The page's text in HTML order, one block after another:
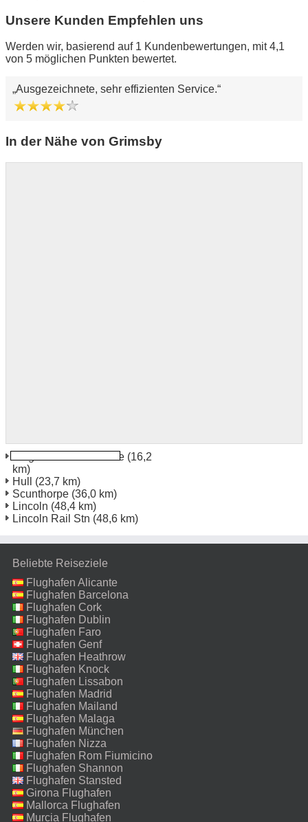
Unsere Kunden Empfehlen uns
Werden wir, basierend auf 1 Kundenbewertungen, mit 4,1
von 5 möglichen Punkten bewertet.
Ausgezeichnete, sehr effizienten Service.
In der Nähe von Grimsby
Flughafen Humberside (16,2
km)
Hull
(23,7 km)
Scunthorpe (36,0 km)
Lincoln (48,4 km)
Lincoln Rail Stn (48,6 km)
Beliebte Reiseziele
Flughafen Alicante
Flughafen Barcelona
Flughafen Cork
Flughafen Dublin
Flughafen Faro
Flughafen Genf
Flughafen Heathrow
Flughafen Knock
Flughafen Lissabon
Flughafen Madrid
Flughafen Mailand
Malpensa
Flughafen Malaga
Flughafen München
Flughafen Nizza
Flughafen Rom Fiumicino
Flughafen Shannon
Flughafen Stansted
Girona Flughafen
Mallorca Flughafen
Murcia Flughafen